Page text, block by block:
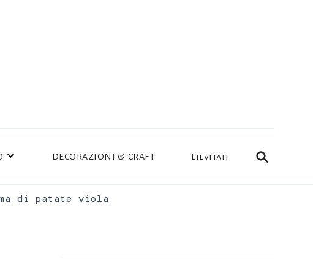
DECORAZIONI & CRAFT Lievitati
di patate viola